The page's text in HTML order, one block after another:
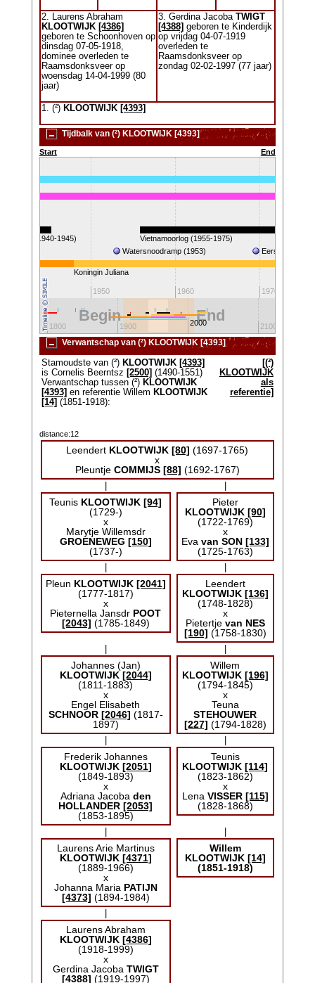
2. Laurens Abraham
KLOOTWIJK [4386]
geboren te Schoonhoven op
dinsdag 07-05-1918,
dominee overleden te
Raamsdonksveer op
woensdag 14-04-1999 (80
jaar)
3. Gerdina Jacoba TWIGT
[4388] geboren te Kinderdijk
op vrijdag 04-07-1919
overleden te
Raamsdonksveer op
zondag 02-02-1997 (77 jaar)
1. (²) KLOOTWIJK [4393]
Tijdbalk van (²) KLOOTWIJK [4393]
Start End
1950 1960 1970
Eerste stap op
Vietnamoorlog (1955-1975)
Watersnoodramp (1953)
Koningin Juliana
W.O. II (1940-1945)
1800 1900 2000 2100
Begin End
Verwantschap van (²) KLOOTWIJK [4393]
Stamoudste van (²) KLOOTWIJK [4393]
is Cornelis Beerntsz [2500] (1490-1551)
Verwantschap tussen (²) KLOOTWIJK
[4393] en referentie Willem KLOOTWIJK
[14] (1851-1918):
[(²)
KLOOTWIJK
als
referentie]
distance:12
Leendert KLOOTWIJK [80] (1697-1765)
x
Pleuntje COMMIJS [88] (1692-1767)
Teunis KLOOTWIJK [94]
(1729-)
x
Marytje Willemsdr
GROENEWEG [150]
(1737-)
Pieter
KLOOTWIJK [90]
(1722-1769)
x
Eva van SON [133]
(1725-1763)
Pleun KLOOTWIJK [2041]
(1777-1817)
x
Pieternella Jansdr POOT
[2043] (1785-1849)
Leendert
KLOOTWIJK [136]
(1748-1828)
x
Pietertje van NES
[190] (1758-1830)
Johannes (Jan)
KLOOTWIJK [2044]
(1811-1883)
x
Engel Elisabeth
SCHNOOR [2046] (1817-
1897)
Willem
KLOOTWIJK [196]
(1794-1845)
x
Teuna
STEHOUWER
[227] (1794-1828)
Frederik Johannes
KLOOTWIJK [2051]
(1849-1893)
x
Adriana Jacoba den
HOLLANDER [2053]
(1853-1895)
Teunis
KLOOTWIJK [114]
(1823-1862)
x
Lena VISSER [115]
(1828-1868)
Laurens Arie Martinus
KLOOTWIJK [4371]
(1889-1966)
x
Johanna Maria PATIJN
[4373] (1894-1984)
Willem
KLOOTWIJK [14]
(1851-1918)
Laurens Abraham
KLOOTWIJK [4386]
(1918-1999)
x
Gerdina Jacoba TWIGT
[4388] (1919-1997)